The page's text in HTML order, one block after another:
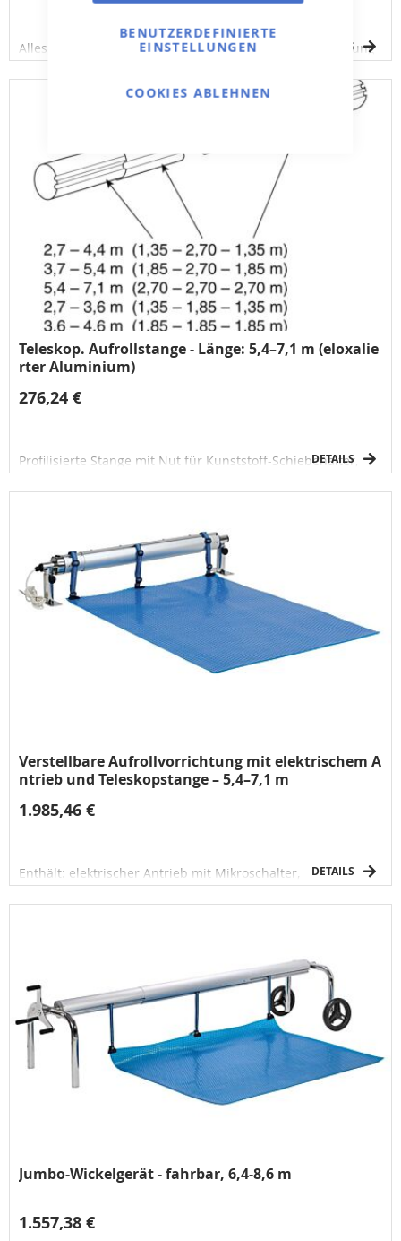
BENUTZERDEFINIERTE
EINSTELLUNGEN
COOKIES ABLEHNEN
Alles, was Sie brauchen, um eine komplette Zugvorrichtung
zusammenzustellen – lange Verpackung
DETAILS
Teleskop. Aufrollstange - Länge: 5,4–7,1 m (eloxalie
rter Aluminium)
276,24 €
Profilisierte Stange mit Nut für Kunststoff-Schiebehalter,
Bestandteil des Wickelsystems
DETAILS
Verstellbare Aufrollvorrichtung mit elektrischem A
ntrieb und Teleskopstange – 5,4–7,1 m
1.985,46 €
Enthält: elektrischer Antrieb mit Mikroschalter,
Transformator 12 V, Steuerpult mit abschließbarem Schalter
und Fernbedienung.
DETAILS
Jumbo-Wickelgerät - fahrbar, 6,4-8,6 m
1.557,38 €